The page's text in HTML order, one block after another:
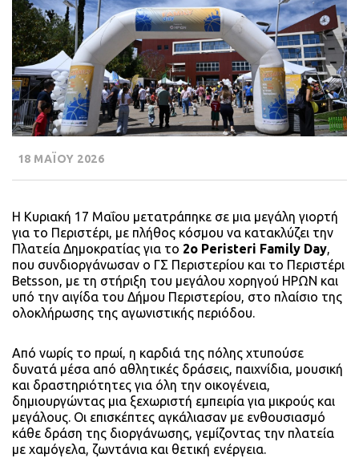
18 ΜΑΪΟΥ 2026
Η Κυριακή 17 Μαΐου μετατράπηκε σε μια μεγάλη γιορτή
για το Περιστέρι, με πλήθος κόσμου να κατακλύζει την
Πλατεία Δημοκρατίας για το 2ο Peristeri Family Day,
που συνδιοργάνωσαν ο ΓΣ Περιστερίου και το Περιστέρι
Betsson, με τη στήριξη του μεγάλου χορηγού ΗΡΩΝ και
υπό την αιγίδα του Δήμου Περιστερίου, στο πλαίσιο της
ολοκλήρωσης της αγωνιστικής περιόδου.
Από νωρίς το πρωί, η καρδιά της πόλης χτυπούσε
δυνατά μέσα από αθλητικές δράσεις, παιχνίδια, μουσική
και δραστηριότητες για όλη την οικογένεια,
δημιουργώντας μια ξεχωριστή εμπειρία για μικρούς και
μεγάλους. Οι επισκέπτες αγκάλιασαν με ενθουσιασμό
κάθε δράση της διοργάνωσης, γεμίζοντας την πλατεία
με χαμόγελα, ζωντάνια και θετική ενέργεια.